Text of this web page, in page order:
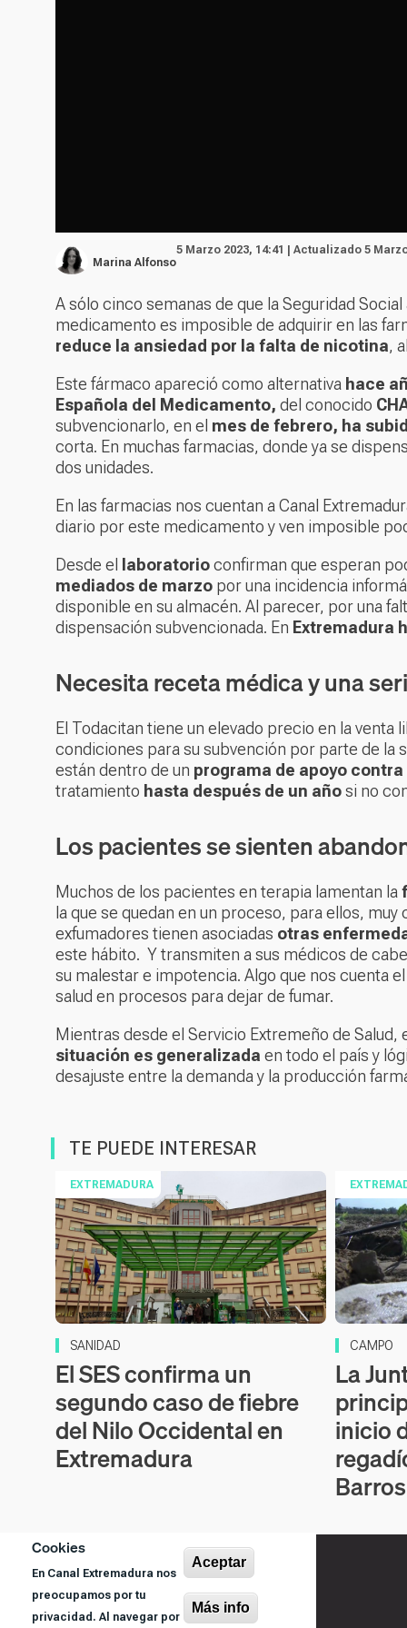
Cookies
En Canal Extremadura nos
preocupamos por tu
privacidad. Al navegar por
Aceptar
Más info
Marina Alfonso
5 Marzo 2023, 14:41 | Actualizado 5
A sólo cinco semanas de que la Seguridad
medicamento es imposible de adquirir en las
reduce la ansiedad por la falta de nicotina,
Este fármaco apareció como alternativa hace
Española del Medicamento, del conocido
subvencionarlo, en el mes de febrero, ha
corta. En muchas farmacias, donde ya se
dos unidades.
En las farmacias nos cuentan a Canal
diario por este medicamento y ven imposible
Desde el
laboratorioconfirman que esperan
mediados de marzo por una incidencia
disponible en su almacén. Al parecer, por una
dispensación subvencionada. En Extremadura
Necesita receta médica y una
El Todacitan tiene un elevado precio en la
condiciones para su subvención por parte de la
están dentro de un programa de apoyo
tratamiento hasta después de un añosi no
Los pacientes se sienten
Muchos de los pacientes en terapia lamentan la
la que se quedan en un proceso, para ellos,
exfumadores tienen asociadas otras
este hábito. Y transmiten a sus médicos de
su malestar e impotencia. Algo que nos cuenta el
salud en procesos para dejar de fumar.
Mientras desde el Servicio Extremeño de Salud,
situación es generalizada en todo el país y
desajuste entre la demanda y la producción
TE PUEDE INTERESAR
EXTREMADURA
SANIDAD
El SES confirma un
segundo caso de fiebre
del Nilo Occidental en
Extremadura
CAMPO
La
inicio
Barros